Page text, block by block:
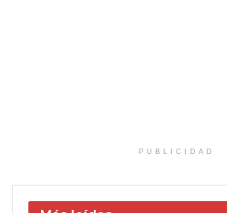
PUBLICIDAD